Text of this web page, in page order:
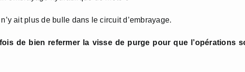
ait plus de bulle dans le circuit d’embrayage.
de bien refermer la visse de purge pour que l’opérations